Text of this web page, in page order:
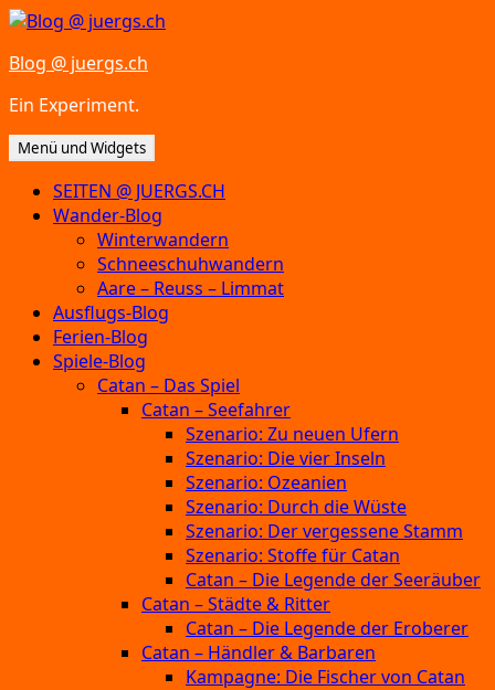
Zum
springen
Blog @ juergs.ch
Ein Experiment.
Menü und Widgets
SEITEN @ JUERGS.CH
Wander-Blog
Winterwandern
Schneeschuhwandern
Aare – Reuss – Limmat
Ausflugs-Blog
Ferien-Blog
Spiele-Blog
Catan – Das Spiel
Catan – Seefahrer
Szenario: Zu neuen Ufern
Szenario: Die vier Inseln
Szenario: Ozeanien
Szenario: Durch die Wüste
Szenario: Der vergessene Stamm
Szenario: Stoffe für Catan
Catan – Die Legende der Seeräuber
Catan – Städte & Ritter
Catan – Die Legende der Eroberer
Catan – Händler & Barbaren
Kampagne: Die Fischer von Catan